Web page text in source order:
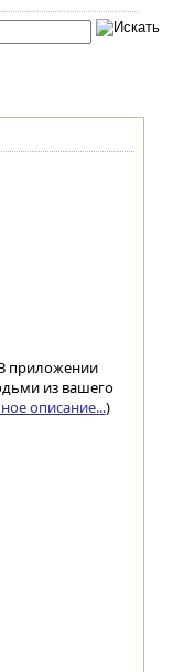
приложении
из вашего
описание...)